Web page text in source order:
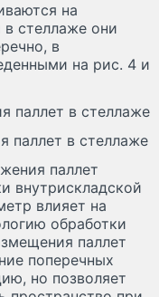
на
стеллаже они
в
на рис. 4 и
паллет в стеллаже
паллет в стеллаже
паллет
внутрискладской
влияет на
обработки
паллет
поперечных
но позволяет